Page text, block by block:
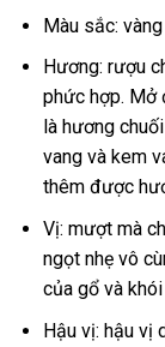
Màu sắc:
Hương: rượu
phức hợp. Mở
là hương
vang và kem
thêm được
Vị: mượt mà
ngọt nhẹ vô
của gổ và khói
Hậu vị: hậu vị